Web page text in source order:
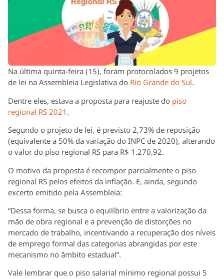
Na última quinta-feira (15), foram protocolados 9 projetos
de lei na Assembleia Legislativa do Rio Grande do Sul.
Dentre eles, estava a proposta para reajuste do piso
regional RS 2021 .
Segundo o projeto de lei, é previsto 2,73% de reposição
(equivalente a 50% da variação do INPC de 2020), alterando
o valor do piso regional RS para R$ 1.270,92.
O motivo da proposta é recompor parcialmente o piso
regional RS pelos efeitos da inflação. E, ainda, segundo
excerto emitido pela Assembleia:
“Dessa forma, se busca o equilíbrio entre a valorização da
mão de obra regional e a prevenção de distorções no
mercado de trabalho, incentivando a recuperação dos níveis
de emprego formal das categorias abrangidas por este
mecanismo no âmbito estadual”.
Vale lembrar que o piso salarial mínimo regional possui 5